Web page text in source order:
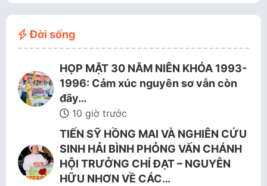
Đời sống
HỌP MẶT 30 NĂM NIÊN KHÓA 1993-
1996: Cảm xúc nguyên sơ vẫn còn
đây…
10 giờ trước
TIẾN SỸ HỒNG MAI VÀ NGHIÊN CỨU
SINH HẢI BÌNH PHỎNG VẤN CHÁNH
HỘI TRƯỞNG CHÍ ĐẠT – NGUYỄN
HỮU NHƠN VỀ CÁC…